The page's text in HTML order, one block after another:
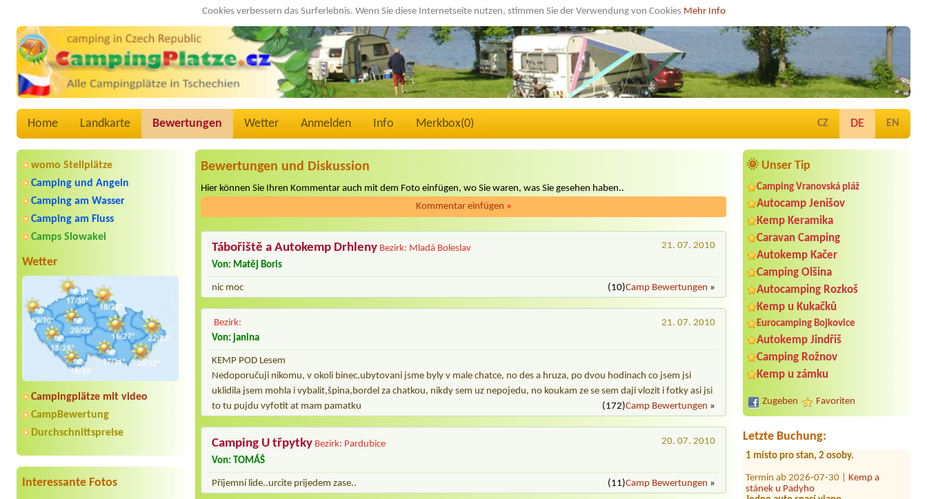
Cookies verbessern das Surferlebnis. Wenn Sie diese Internetseite nutzen, stimmen Sie der Verwendung von Cookies Mehr Info
Home Landkarte Bewertungen Wetter Anmelden Info Merkbox(0) CZ DE EN
womo Stellplätze
Camping und Angeln
Camping am Wasser
Camping am Fluss
Camps Slowakei
Wetter
Campingplätze mit video
CampBewertung
Durchschnittspreise
Interessante Fotos
🌞 Unser Tip
Camping Vranovská pláž
Autocamp Jenišov
Kemp Keramika
Caravan Camping
Autokemp Kačer
Camping Olšina
Autocamping Rozkoš
Kemp u Kukačků
Eurocamping Bojkovice
Autokemp Jindřiš
Camping Rožnov
Kemp u zámku
Zugeben Favoriten
Letzte Buchung:
Termin ab 2026-08-13 |
1ob.vůz -2osoby
Termin ab 2026-08-19 |Vranovská
1 místo pro stan, 2 osoby.
Termin ab 2026-07-30 |Kemp a
stánek u Padyho
Jedno auto spací viano
Bewertungen und Diskussion
Hier können Sie Ihren Kommentar auch mit dem Foto einfügen, wo Sie waren, was Sie gesehen haben..
Kommentar einfügen »
Tábořiště a Autokemp Drhleny Bezirk: Mladá Boleslav
21. 07. 2010
Von: Matěj Boris
nic moc (10)Camp Bewertungen »
Bezirk:
21. 07. 2010
Von: janina
KEMP POD Lesem
Nedoporučuji nikomu, v okoli binec,ubytovani jsme byly v male chatce, no des a hruza, po dvou hodinach co jsem jsi
uklidila jsem mohla i vybalit,špina,bordel za chatkou, nikdy sem uz nepojedu, no koukam ze se sem daji vlozit i fotky asi jsi
to tu pujdu vyfotit at mam pamatku
(172)Camp Bewertungen »
Camping U třpytky Bezirk: Pardubice
20. 07. 2010
Von: TOMÁŠ
Příjemní lide..urcite prijedem zase.. (11)Camp Bewertungen »